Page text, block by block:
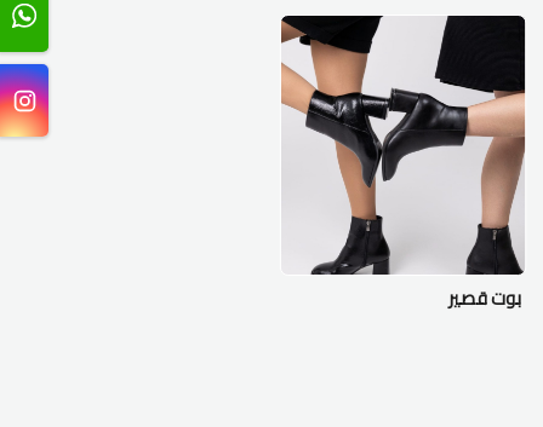
بوت قصير